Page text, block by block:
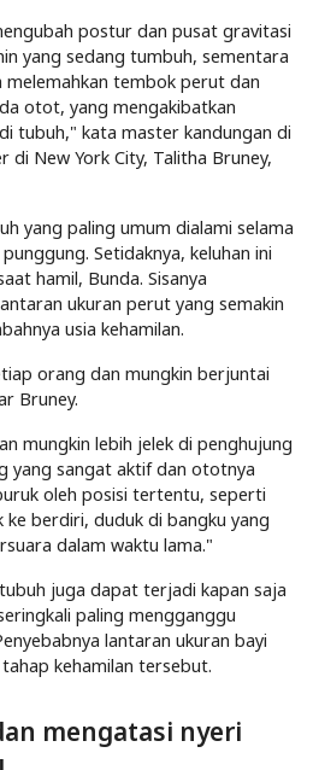
postur dan pusat gravitasi
yang sedang tumbuh, sementara
melemahkan tembok perut dan
otot, yang mengakibatkan
tubuh," kata master kandungan di
New York City, Talitha Bruney,
yang paling umum dialami selama
Setidaknya, keluhan ini
hamil, Bunda. Sisanya
ukuran perut yang semakin
usia kehamilan.
orang dan mungkin berjuntai
Bruney.
mungkin lebih jelek di penghujung
yang sangat aktif dan ototnya
oleh posisi tertentu, seperti
berdiri, duduk di bangku yang
dalam waktu lama."
juga dapat terjadi kapan saja
paling mengganggu
lantaran ukuran bayi
kehamilan tersebut.
mengatasi nyeri